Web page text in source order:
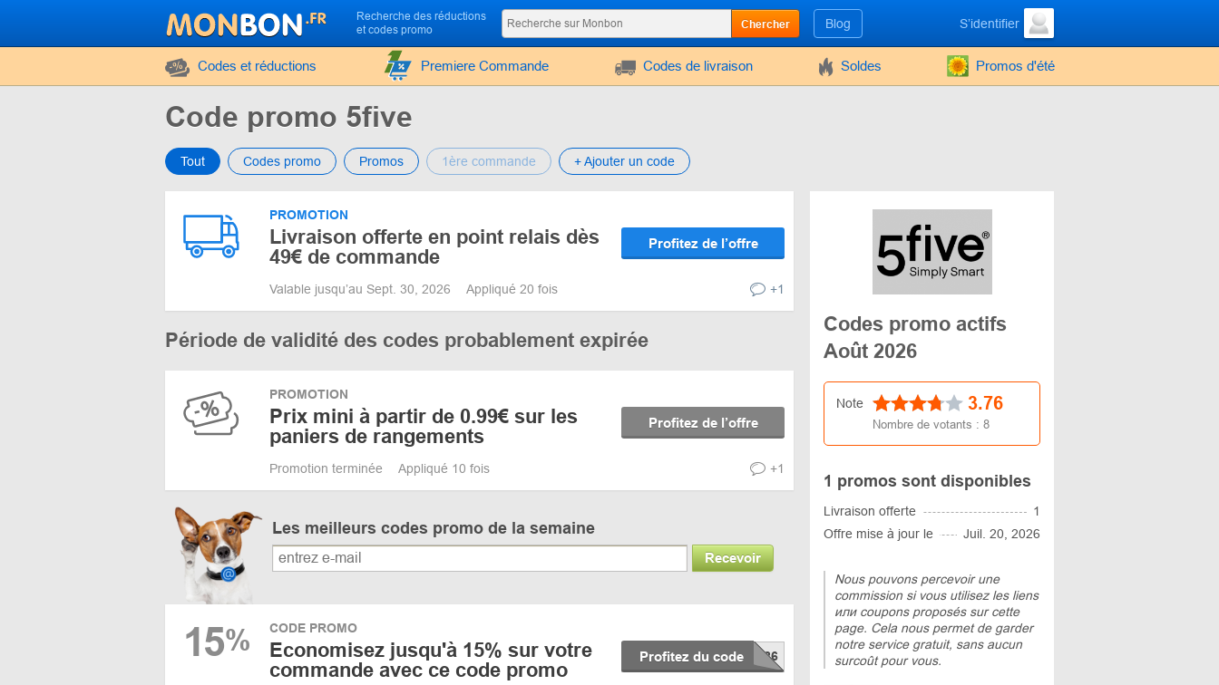
Recherche des réductions
et codes promo
Chercher Blog S’identifier
Codes et réductions Premiere Commande Codes de livraison Soldes Promos d'été
Code promo 5five
Tout Codes promo Promos 1ère commande + Ajouter un code
PROMOTION
Livraison offerte en point relais dès
49€ de commande
Profitez de l’offre
Valable jusqu’au Sept. 30, 2026 Appliqué 20 fois +1
Période de validité des codes probablement expirée
PROMOTION
Prix mini à partir de 0.99€ sur les
paniers de rangements
Profitez de l’offre
Promotion terminée Appliqué 10 fois +1
Les meilleurs codes promo de la semaine
Recevoir
15% CODE PROMO
Economisez jusqu'à 15% sur votre
commande avec ce code promo
Profitez du code
Codes promo actifs
Août 2026
Note 3.76
Nombre de votants : 8
1 promos sont disponibles
Livraison offerte
1
Offre mise à jour le
Juil. 20, 2026
Nous pouvons percevoir une
commission si vous utilisez les liens
или coupons proposés sur cette
page. Cela nous permet de garder
notre service gratuit, sans aucun
surcoût pour vous.